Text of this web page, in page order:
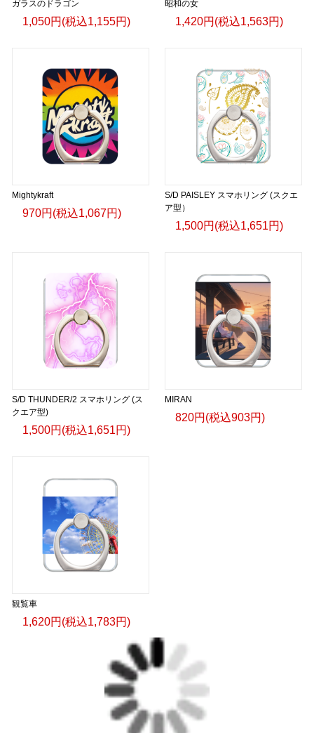
ガラスのドラゴン
1,050円(税込1,155円)
昭和の女
1,420円(税込1,563円)
Mightykraft
970円(税込1,067円)
S/D PAISLEY スマホリング (スクエ
ア型）
1,500円(税込1,651円)
S/D THUNDER/2 スマホリング (ス
クエア型)
1,500円(税込1,651円)
MIRAN
820円(税込903円)
観覧車
1,620円(税込1,783円)